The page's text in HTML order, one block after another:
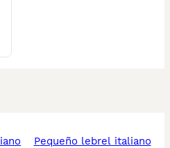
pequeño lebrel italiano